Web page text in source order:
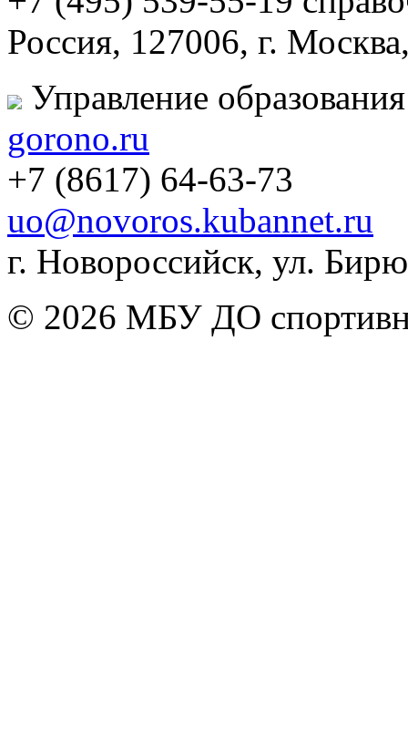
Россия, 127006, г.
Управление
gorono.ru
+7 (8617) 64-63-73
uo@novoros.kubannet.ru
г. Новороссийск, ул.
© 2026 МБУ ДО